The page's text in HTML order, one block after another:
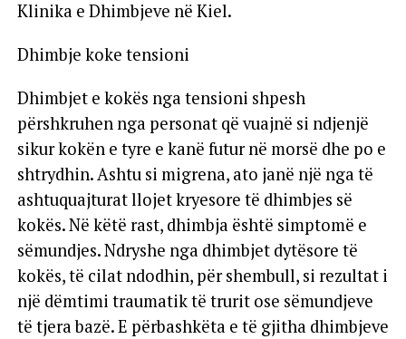
Klinika e Dhimbjeve në Kiel.
Dhimbje koke tensioni
Dhimbjet e kokës nga tensioni shpesh
përshkruhen nga personat që vuajnë si ndjenjë
sikur kokën e tyre e kanë futur në morsë dhe po e
shtrydhin. Ashtu si migrena, ato janë një nga të
ashtuquajturat llojet kryesore të dhimbjes së
kokës. Në këtë rast, dhimbja është simptomë e
sëmundjes. Ndryshe nga dhimbjet dytësore të
kokës, të cilat ndodhin, për shembull, si rezultat i
një dëmtimi traumatik të trurit ose sëmundjeve
të tjera bazë. E përbashkëta e të gjitha dhimbjeve